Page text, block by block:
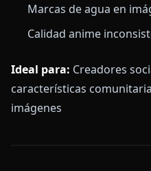
Marcas de agua en
Calidad anime
Ideal para: Creadores
características
imágenes